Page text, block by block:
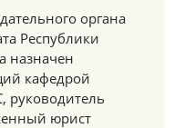
органа
Республики
назначен
кафедрой
руководитель
юрист